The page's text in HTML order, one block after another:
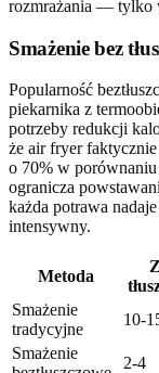
rozmrażania — tylko
Smażenie bez
Popularność
piekarnika z
potrzeby redukcji
że air fryer
o 70% w
ogranicza
każda potrawa
intensywny.
Metoda
Smażenie
tradycyjne
10-
Smażenie
2-4